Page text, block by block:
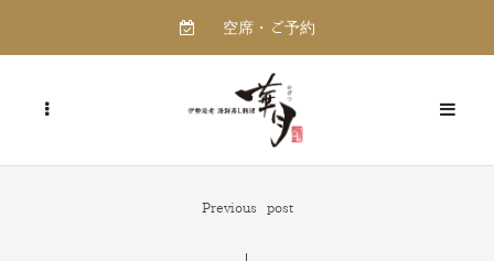
空席・ご予約
Previous post